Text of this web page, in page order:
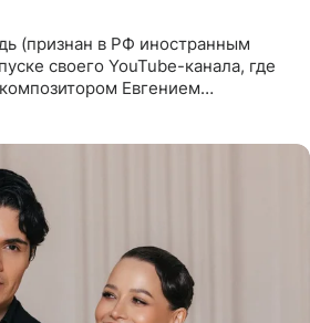
(признан в РФ иностранным
своего YouTube-канала, где
Евгением